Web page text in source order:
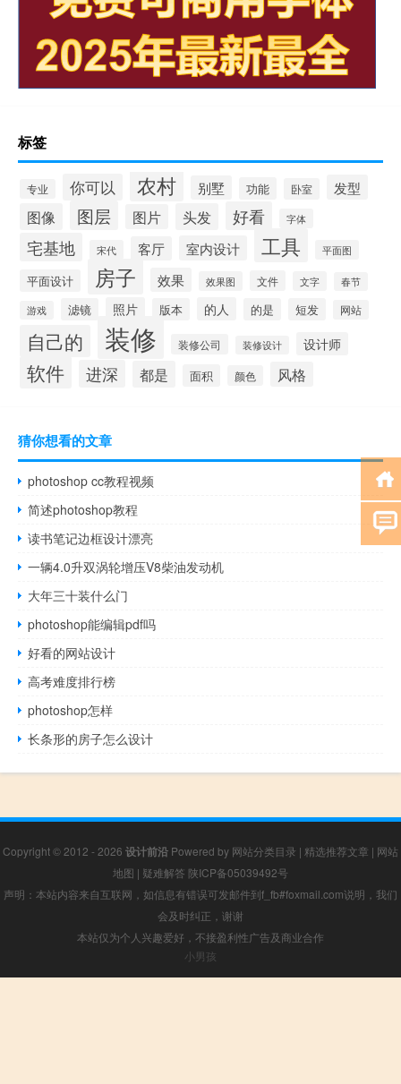
标签
专业 你可以 农村 别墅 功能 卧室 发型
图像 图层 图片 头发 好看 字体
宅基地 宋代 客厅 室内设计 工具 平面图
平面设计 房子 效果 效果图 文件 文字 春节
游戏 滤镜 照片 版本 的人 的是 短发 网站
自己的 装修 装修公司 装修设计 设计师
软件 进深 都是 面积 颜色 风格
猜你想看的文章
photoshop cc教程视频
简述photoshop教程
读书笔记边框设计漂亮
一辆4.0升双涡轮增压V8柴油发动机
大年三十装什么门
photoshop能编辑pdf吗
好看的网站设计
高考难度排行榜
photoshop怎样
长条形的房子怎么设计
Copyright © 2012 - 2026 设计前沿 Powered by 网站分类目录 | 精选推荐文章 | 网站
地图 | 疑难解答 陕ICP备05039492号
声明：本站内容来自互联网，如信息有错误可发邮件到f_fb#foxmail.com说明，我们
会及时纠正，谢谢
本站仅为个人兴趣爱好，不接盈利性广告及商业合作
小男孩